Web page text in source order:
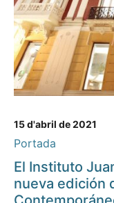
15 d'abril de 2021
Portada
El Instituto
nueva edición